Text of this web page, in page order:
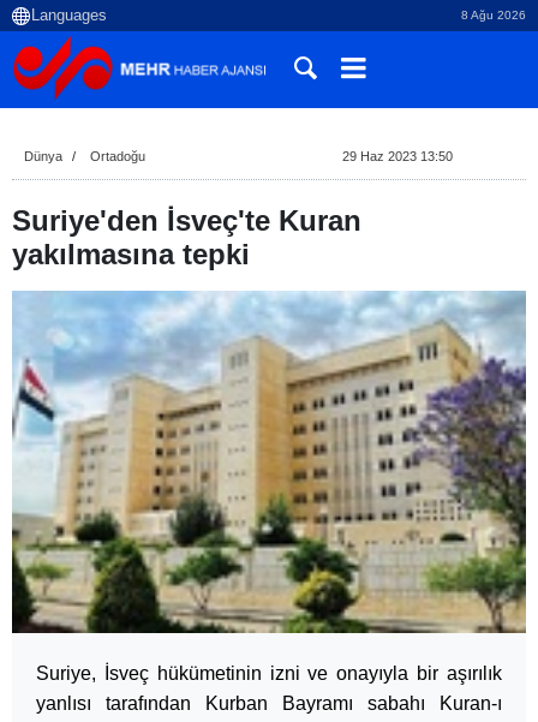
8 Ağu 2026
Dünya Ortadoğu 29 Haz 2023 13:50
Suriye'den İsveç'te Kuran
yakılmasına tepki
Suriye, İsveç hükümetinin izni ve onayıyla bir aşırılık
yanlısı tarafından Kurban Bayramı sabahı Kuran-ı